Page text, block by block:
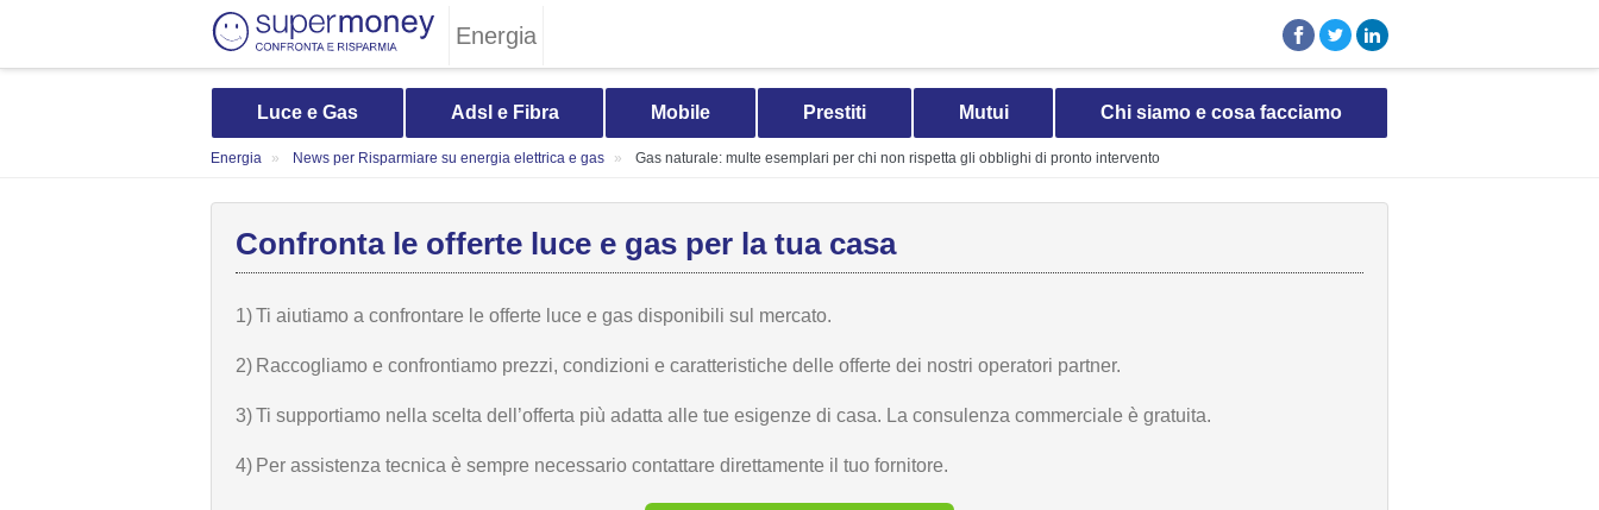
Energia
Luce e Gas Adsl e Fibra Mobile Prestiti Mutui Chi siamo e cosa facciamo
Energia News per Risparmiare su energia elettrica e gas Gas naturale: multe esemplari per chi non rispetta gli obblighi di pronto intervento
Confronta le offerte luce e gas per la tua casa
1)Ti aiutiamo a confrontare le offerte luce e gas disponibili sul mercato.
2) Raccogliamo e confrontiamo prezzi, condizioni e caratteristiche delle offerte dei nostri operatori partner.
3)Ti supportiamo nella scelta dell’offerta più adatta alle tue esigenze di casa. La consulenza commerciale è gratuita.
4) Per assistenza tecnica è sempre necessario contattare direttamente il tuo fornitore.